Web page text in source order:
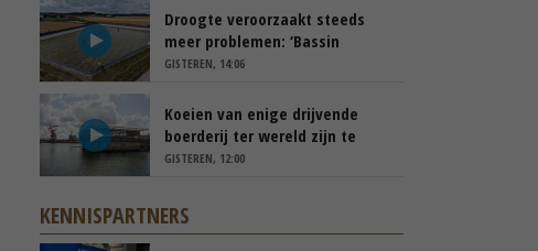
Droogte veroorzaakt steeds
meer problemen: ‘Bassin
afgelopen week al leeg’
GISTEREN, 14:06
Koeien van enige drijvende
boerderij ter wereld zijn te
koop
GISTEREN, 12:00
KENNISPARTNERS